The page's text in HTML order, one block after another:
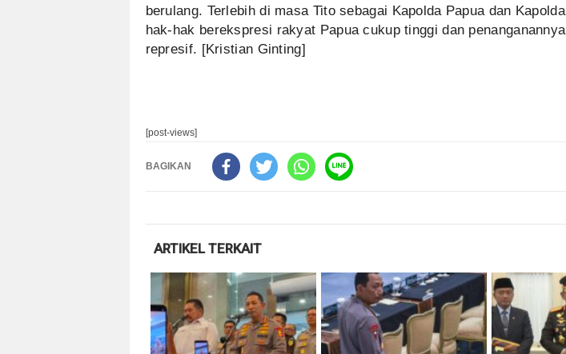
berulang. Terlebih di masa Tito sebagai Kapolda Papua dan
hak-hak berekspresi rakyat Papua cukup tinggi dan
represif. [Kristian Ginting]
[post-views]
BAGIKAN
ARTIKEL TERKAIT